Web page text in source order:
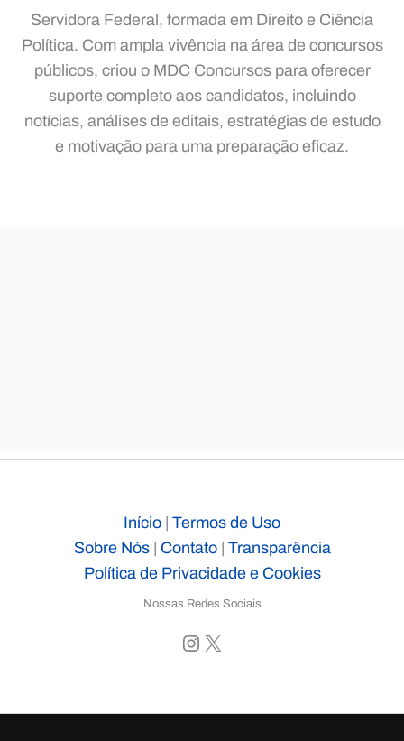
Servidora Federal, formada em Direito e Ciência
Política. Com ampla vivência na área de concursos
públicos, criou o MDC Concursos para oferecer
suporte completo aos candidatos, incluindo
notícias, análises de editais, estratégias de estudo
e motivação para uma preparação eficaz.
Início | Termos de Uso
Sobre Nós| Contato| Transparência
Política de Privacidade e Cookies
Nossas Redes Sociais
Instagram
X